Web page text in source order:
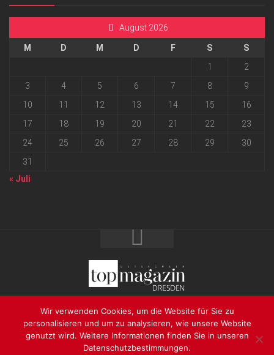
August 2026
M D M D F S
S
1
2
3
4 5 6 7 8
9
10
11 12 13 14 15
16
17
18 19 20 21 22
23
24
25 26 27 28 29
30
31
« Juli
2026 progressmedia Verlag & Werbeagentur GmbH • Bautzner
Landstraße 62 • 01324 Dresden
Wir verwenden Cookies, um die Website für Sie zu
personalisieren und um zu analysieren, wie unsere Website
genutzt wird. Weitere Informationen finden Sie in unseren
Datenschutzbestimmungen.